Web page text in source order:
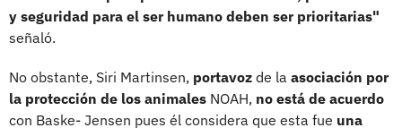
y seguridad para el ser humano deben ser prioritarias"
señaló.
No obstante, Siri Martinsen, portavoz de la asociación por
la protección de los animales NOAH, no está de acuerdo
con Baske- Jensen pues él considera que esta fue una